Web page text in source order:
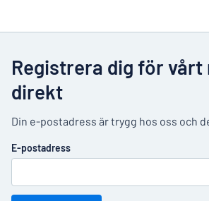
Registrera dig för vårt
direkt
Din e-postadress är trygg hos oss och
E-postadress